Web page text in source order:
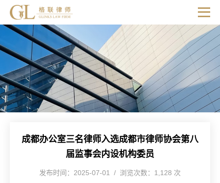
成都办公室三名律师入选成都市律师协会第八
届监事会内设机构委员
发布时间：2025-07-01 / 浏览次数：1,128 次